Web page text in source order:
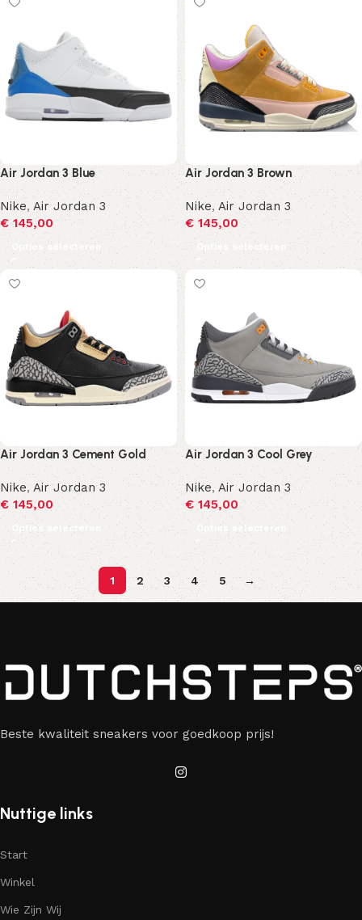
Air Jordan 3 Blue
Nike, Air Jordan 3
€145,00
Opties selecteren
Air Jordan 3 Brown
Nike, Air Jordan 3
€ 145,00
Opties selecteren
Air Jordan 3 Cement Gold
Nike, Air Jordan 3
€145,00
Opties selecteren
Air Jordan 3 Cool Grey
Nike,Air Jordan 3
€ 145,00
Opties selecteren
1 2 3 4 5 →
Beste kwaliteit sneakers voor goedkoop prijs!
Nuttige links
Start
Winkel
Wie Zijn Wij